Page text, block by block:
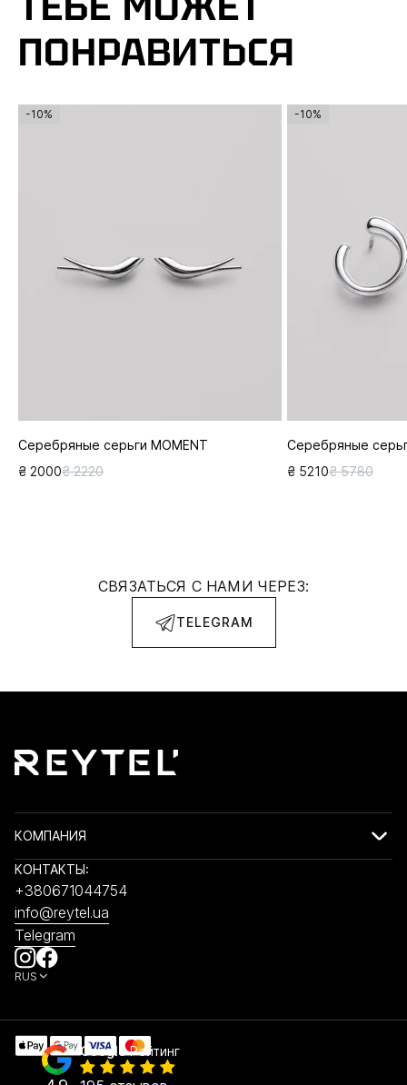
ПОНРАВИТЬСЯ
-10%
Серебряные серьги MOMENT
₴ 2000₴ 2220
-10%
Серебряные
₴ 5210₴ 5780
СВЯЗАТЬСЯ С НАМИ ЧЕРЕЗ:
TELEGRAM
КОМПАНИЯ
КОНТАКТЫ:
+380671044754
info@reytel.ua
Telegram
RUS
GoogleРейтинг